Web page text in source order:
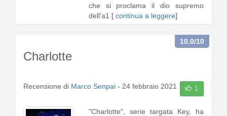
che si proclama il dio supremo
dell'a1 [ continua a leggere]
Charlotte
10.0/10
Recensione di Marco Senpai - 24 febbraio 2021 1
"Charlotte", serie targata Key, ha